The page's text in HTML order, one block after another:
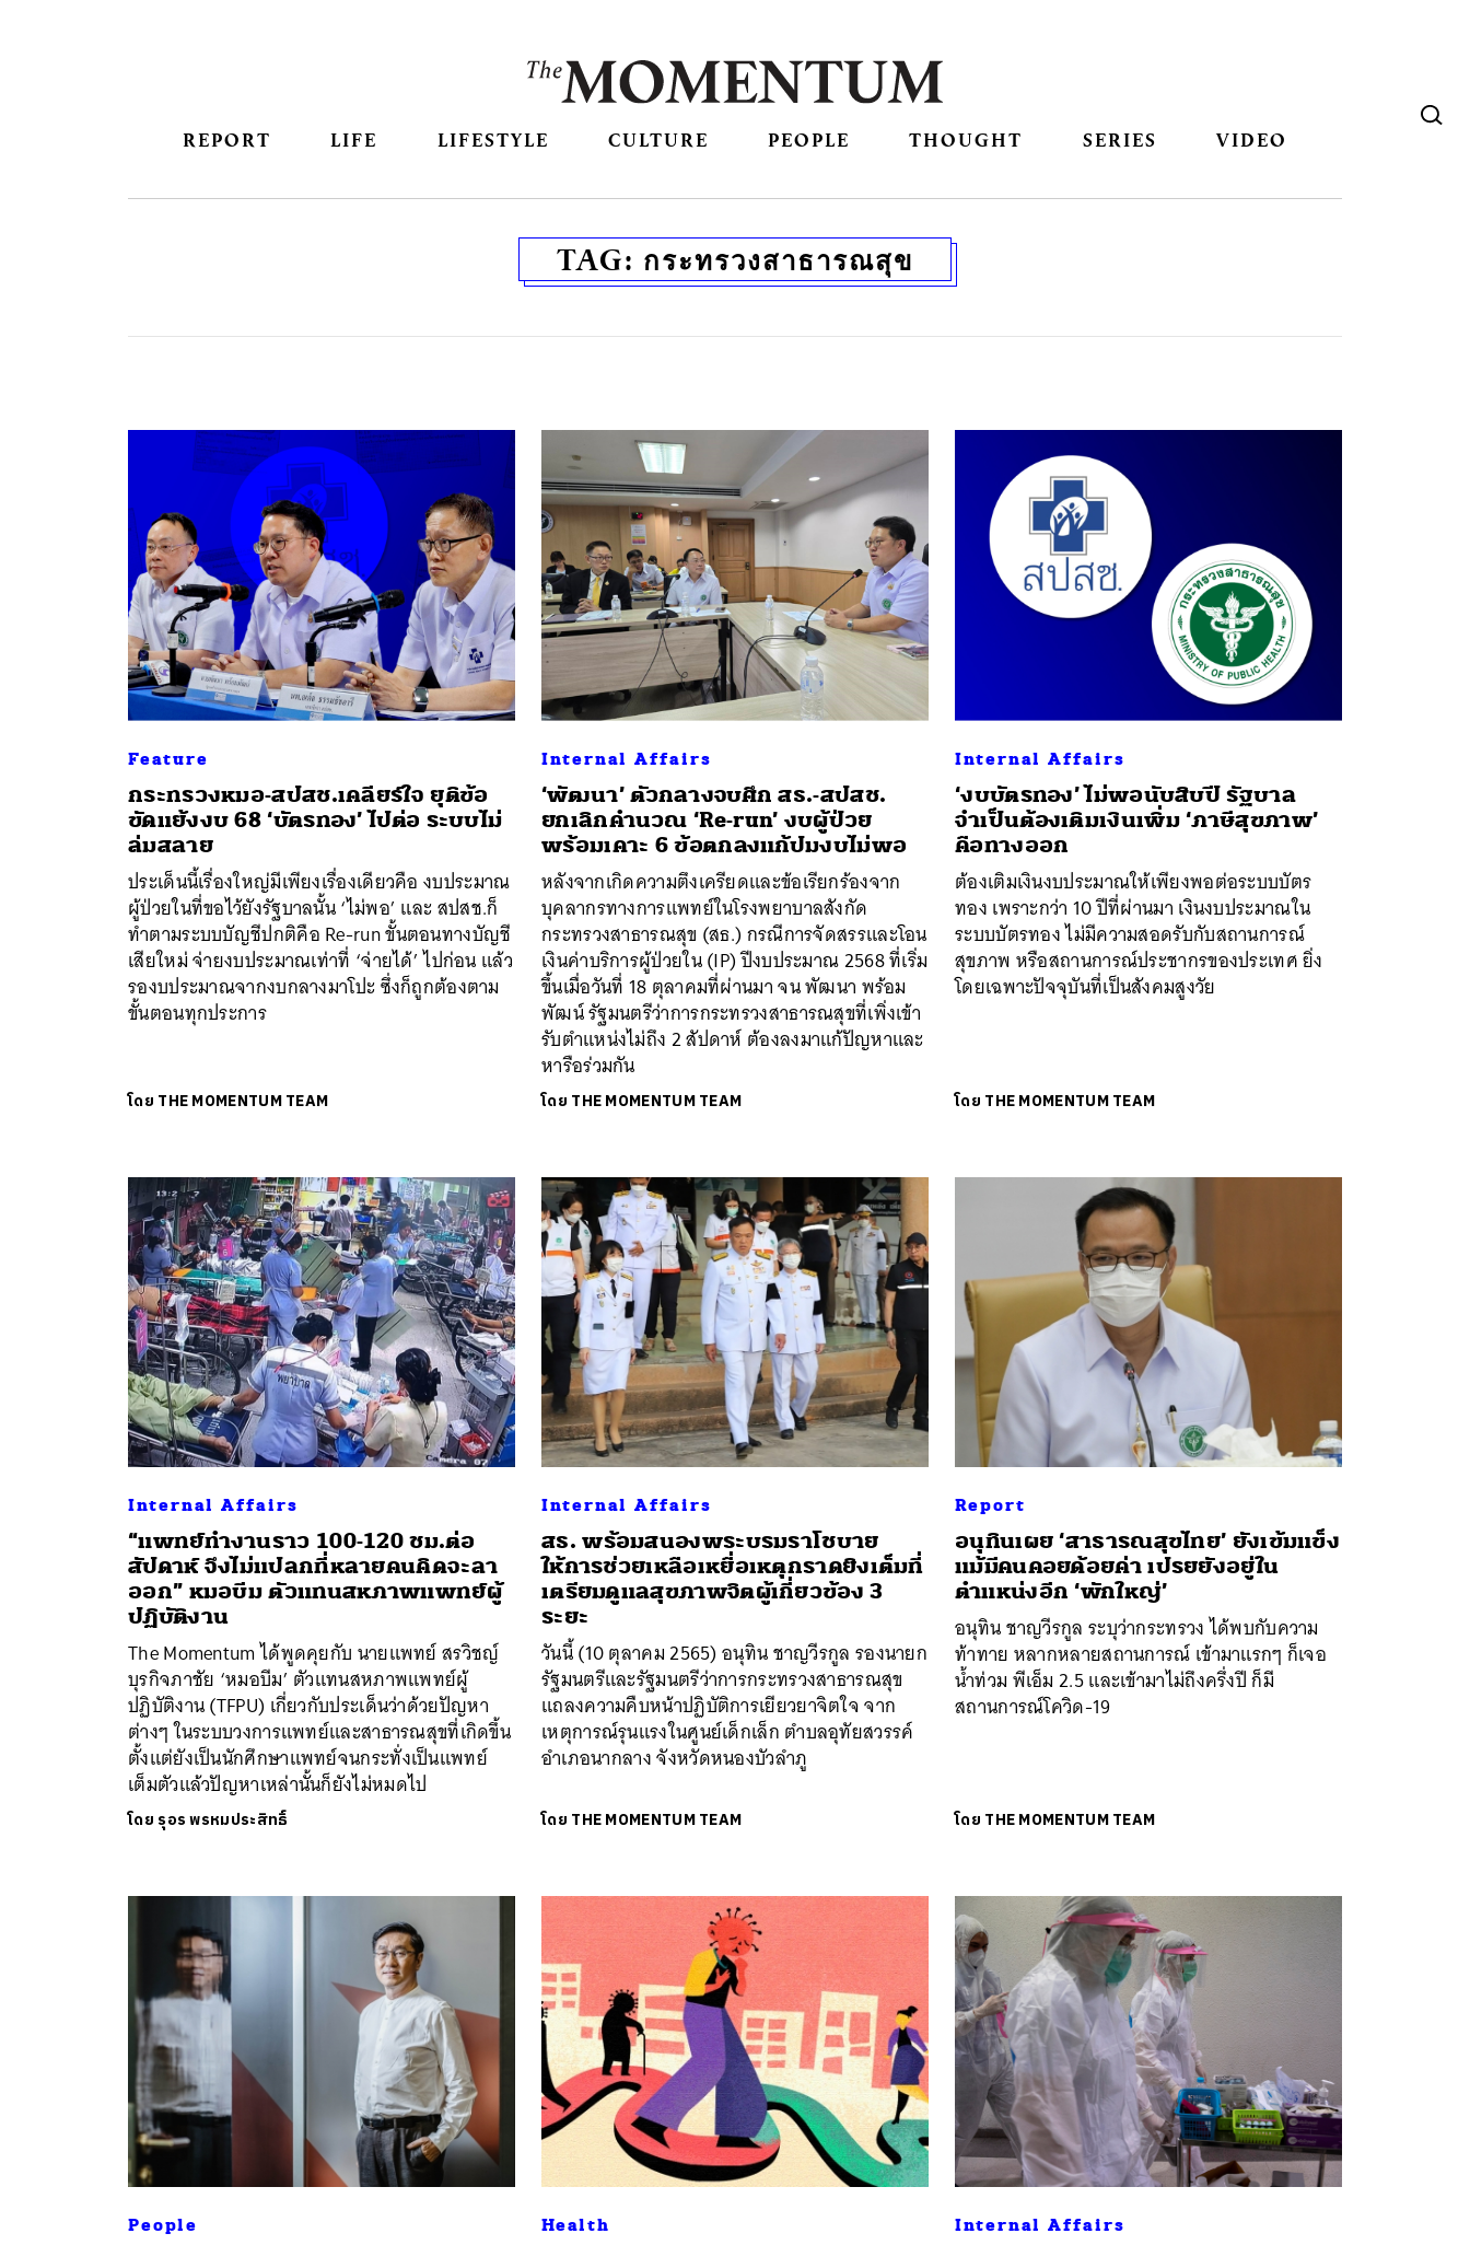
REPORT LIFE LIFESTYLE CULTURE PEOPLE THOUGHT SERIES VIDEO
TAG: กระทรวงสาธารณสุข
Feature
กระทรวงหมอ-สปสช.เคลียร์ใจ ยุติข้อ
ขัดแย้งงบ 68 ‘บัตรทอง’ ไปต่อ ระบบไม่
ล่มสลาย
ประเด็นนี้เรื่องใหญ่มีเพียงเรื่องเดียวคือ งบประมาณ
ผู้ป่วยในที่ขอไว้ยังรัฐบาลนั้น ‘ไม่พอ’ และ สปสช.ก็
ทำตามระบบบัญชีปกติคือ Re-run ขั้นตอนทางบัญชี
เสียใหม่ จ่ายงบประมาณเท่าที่ ‘จ่ายได้’ ไปก่อน แล้ว
รองบประมาณจากงบกลางมาโปะ ซึ่งก็ถูกต้องตาม
ขั้นตอนทุกประการ
โดย THE MOMENTUM TEAM
Internal Affairs
‘พัฒนา’ ตัวกลางจบศึก สธ.-สปสช.
ยกเลิกคำนวณ ‘Re-run’ งบผู้ป่วย
พร้อมเคาะ 6 ข้อตกลงแก้ปมงบไม่พอ
หลังจากเกิดความตึงเครียดและข้อเรียกร้องจาก
บุคลากรทางการแพทย์ในโรงพยาบาลสังกัด
กระทรวงสาธารณสุข (สธ.) กรณีการจัดสรรและโอน
เงินค่าบริการผู้ป่วยใน (IP) ปีงบประมาณ 2568 ที่เริ่ม
ขึ้นเมื่อวันที่ 18 ตุลาคมที่ผ่านมา จน พัฒนา พร้อม
พัฒน์ รัฐมนตรีว่าการกระทรวงสาธารณสุขที่เพิ่งเข้า
รับตำแหน่งไม่ถึง 2 สัปดาห์ ต้องลงมาแก้ปัญหาและ
หารือร่วมกัน
โดย THE MOMENTUM TEAM
Internal Affairs
‘งบบัตรทอง’ ไม่พอนับสิบปี รัฐบาล
จำเป็นต้องเติมเงินเพิ่ม ‘ภาษีสุขภาพ’
คือทางออก
ต้องเติมเงินงบประมาณให้เพียงพอต่อระบบบัตร
ทอง เพราะกว่า 10 ปีที่ผ่านมา เงินงบประมาณใน
ระบบบัตรทอง ไม่มีความสอดรับกับสถานการณ์
สุขภาพ หรือสถานการณ์ประชากรของประเทศ ยิ่ง
โดยเฉพาะปัจจุบันที่เป็นสังคมสูงวัย
โดย THE MOMENTUM TEAM
Internal Affairs
“แพทย์ทำงานราว 100-120 ชม.ต่อ
สัปดาห์ จึงไม่แปลกที่หลายคนคิดจะลา
ออก” หมอบีม ตัวแทนสหภาพแพทย์ผู้
ปฏิบัติงาน
The Momentum ได้พูดคุยกับ นายแพทย์ สรวิชญ์
บุรกิจภาชัย ‘หมอบีม’ ตัวแทนสหภาพแพทย์ผู้
ปฏิบัติงาน (TFPU) เกี่ยวกับประเด็นว่าด้วยปัญหา
ต่างๆ ในระบบวงการแพทย์และสาธารณสุขที่เกิดขึ้น
ตั้งแต่ยังเป็นนักศึกษาแพทย์จนกระทั่งเป็นแพทย์
เต็มตัวแล้วปัญหาเหล่านั้นก็ยังไม่หมดไป
โดย รุอร พรหมประสิทธิ์
Internal Affairs
สธ. พร้อมสนองพระบรมราโชบาย
ให้การช่วยเหลือเหยื่อเหตุกราดยิงเต็มที่
เตรียมดูแลสุขภาพจิตผู้เกี่ยวข้อง 3
ระยะ
วันนี้ (10 ตุลาคม 2565) อนุทิน ชาญวีรกูล รองนายก
รัฐมนตรีและรัฐมนตรีว่าการกระทรวงสาธารณสุข
แถลงความคืบหน้าปฏิบัติการเยียวยาจิตใจ จาก
เหตุการณ์รุนแรงในศูนย์เด็กเล็ก ตำบลอุทัยสวรรค์
อำเภอนากลาง จังหวัดหนองบัวลำภู
โดย THE MOMENTUM TEAM
Report
อนุทินเผย ‘สาธารณสุขไทย’ ยังเข้มแข็ง
แม้มีคนคอยด้อยค่า เปรยยังอยู่ใน
ตำแหน่งอีก ‘พักใหญ่’
อนุทิน ชาญวีรกูล ระบุว่ากระทรวง ได้พบกับความ
ท้าทาย หลากหลายสถานการณ์ เข้ามาแรกๆ ก็เจอ
น้ำท่วม พีเอ็ม 2.5 และเข้ามาไม่ถึงครึ่งปี ก็มี
สถานการณ์โควิด-19
โดย THE MOMENTUM TEAM
People Health Internal Affairs
SHARE TWEET LINE EMAIL